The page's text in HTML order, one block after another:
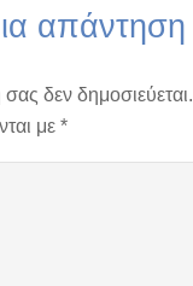
απάντηση
δεν δημοσιεύεται.
με *